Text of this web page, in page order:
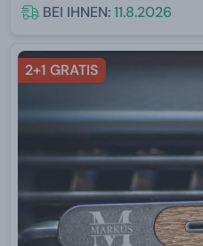
BEI IHNEN:11.8.2026
2+1 GRATIS